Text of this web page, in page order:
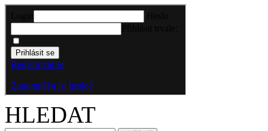
HLEDAT